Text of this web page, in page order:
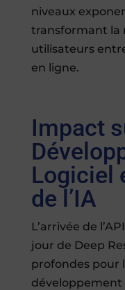
niveaux
transformant la
utilisateurs
en ligne.
Impact
Logiciel
de l’IA
L’arrivée de
jour de Deep
profondes pour
développement